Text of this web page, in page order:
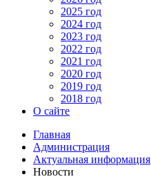
2025 год
2024 год
2023 год
2022 год
2021 год
2020 год
2019 год
2018 год
О сайте
Главная
Администрация
Актуальная информация
Новости